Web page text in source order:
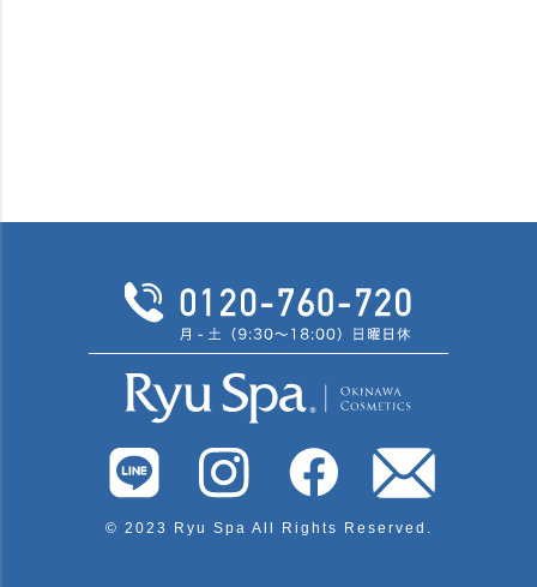
© 2023 Ryu Spa All Rights Reserved.